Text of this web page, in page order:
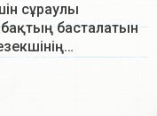
сұраулы
басталатын